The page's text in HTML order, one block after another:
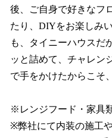
後、ご自身で好きなフ
たり、DIYをお楽しみ
も、タイニーハウスだ
ッと詰めて、チャレン
で手をかけたからこそ
※レンジフード・家具
※弊社にて内装の施工